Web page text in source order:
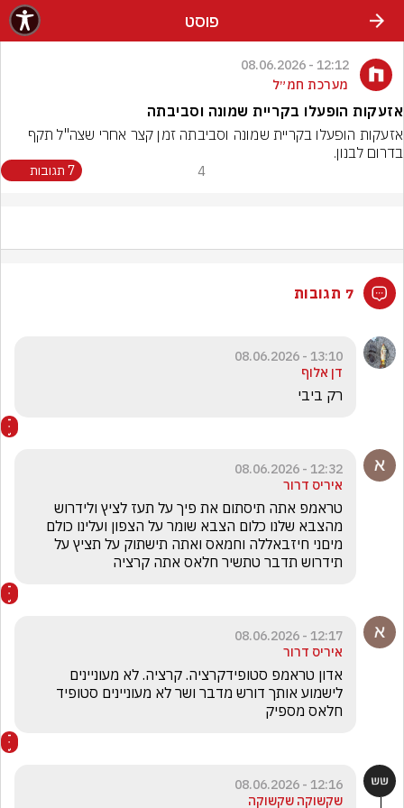
פוסט
12:12 - 08.06.2026
מערכת חמ״ל
אזעקות הופעלו בקריית שמונה וסביבתה
בדרום לבנון.
4 7 תגובות
7 תגובות
13:10 - 08.06.2026
דן אלוף
רק ביבי
12:32 - 08.06.2026
איריס דרור
תידרוש תדבר טתשיר חלאס אתה קרציה
12:17 - 08.06.2026
איריס דרור
חלאס מספיק
12:16 - 08.06.2026
שקשוקה שקשוקה